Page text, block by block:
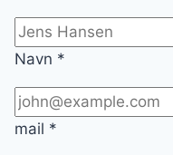
Navn *
mail *